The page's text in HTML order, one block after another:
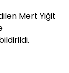
Mert Yiğit